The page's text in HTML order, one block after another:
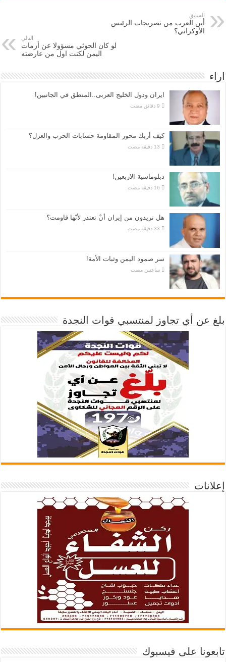
السابق
أين العرب من تصريحات الرئيس
الأوكراني؟
التالي
لو كان الحوثي مسؤولا عن أزمات
اليمن لكنت اول من عارضته
اراء
ايران ودول الخليج العربى..المنطق في الجانبين!
كيف أربك محور المقاومة حسابات الحرب والعزل؟
دبلوماسية الاربعين!
هل تريدون من إيران أنْ تعتذر لأنّها قاومت؟
سر صمود اليمن وثبات الأمة!
‏ساعتين مضت
بلغ عن أي تجاوز لمنتسبي قوات النجدة
إعلانات
تابعونا على فيسبوك